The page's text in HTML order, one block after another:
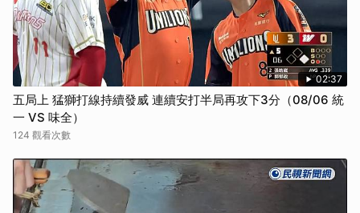
02:37
五局上 猛獅打線持續發威 連續安打半局再攻下3分（08/06 統
一 VS 味全）
124 觀看次數